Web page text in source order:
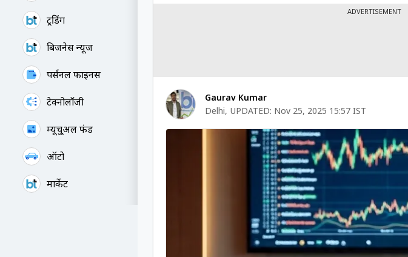
ट्रेंडिंग
बिजनेस न्यूज
पर्सनल फाइनेंस
टेक्नोलॉजी
म्यूचु्अल फंड
ऑटो
मार्केट
ADVERTISEMENT
Gaurav Kumar
Delhi, UPDATED: Nov 25, 2025 15:57 IST